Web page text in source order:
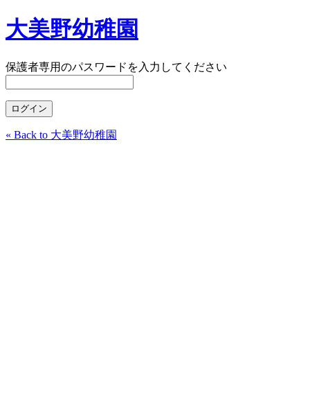
大美野幼稚園
保護者専用のパスワードを入力してください
« Back to 大美野幼稚園